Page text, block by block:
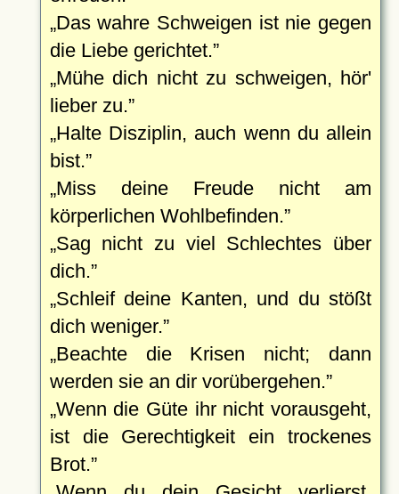
Das wahre Schweigen ist nie gegen
die Liebe gerichtet.
Mühe dich nicht zu schweigen, hör'
lieber zu.
Halte Disziplin, auch wenn du allein
bist.
Miss deine Freude nicht am
körperlichen Wohlbefinden.
Sag nicht zu viel Schlechtes über
dich.
Schleif deine Kanten, und du stößt
dich weniger.
Beachte die Krisen nicht; dann
werden sie an dir vorübergehen.
Wenn die Güte ihr nicht vorausgeht,
ist die Gerechtigkeit ein trockenes
Brot.